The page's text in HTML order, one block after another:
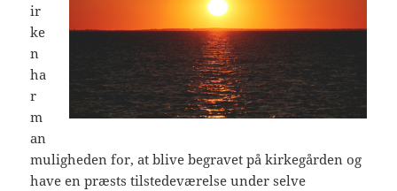
ir
ke
n
ha
r
m
an
muligheden for, at blive begravet på kirkegården og
have en præsts tilstedeværelse under selve